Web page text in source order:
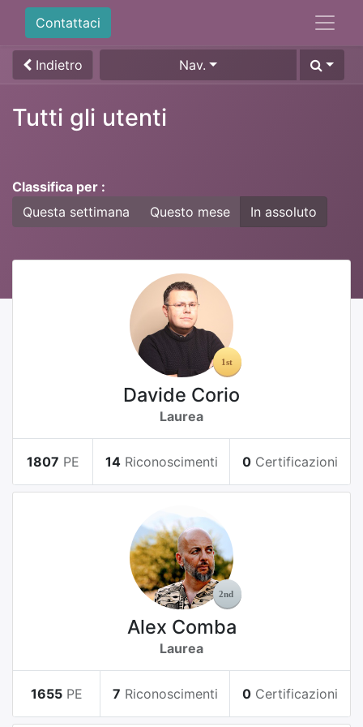
Contattaci
Indietro Nav.
Tutti gli utenti
Classifica per :
Questa settimana
Questo mese In assoluto
Davide Corio
Laurea
1807 PE 14 Riconoscimenti 0 Certificazioni
Alex Comba
Laurea
1655 PE 7 Riconoscimenti 0 Certificazioni